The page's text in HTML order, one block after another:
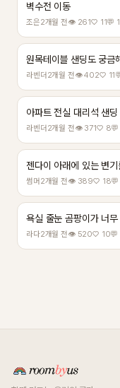
벽수전 이동
조은2개월 전👁 261♡ 11💬 1
원목테이블 샌딩도 궁금
라벤더2개월 전👁 402♡ 11
아파트 전실 대리석 샌딩
라벤더2개월 전👁 371♡ 8
젠다이 아래에 있는 변
썸머2개월 전👁 389♡ 18
욕실 줄눈 곰팡이가 너
라다2개월 전👁 520♡ 10💬